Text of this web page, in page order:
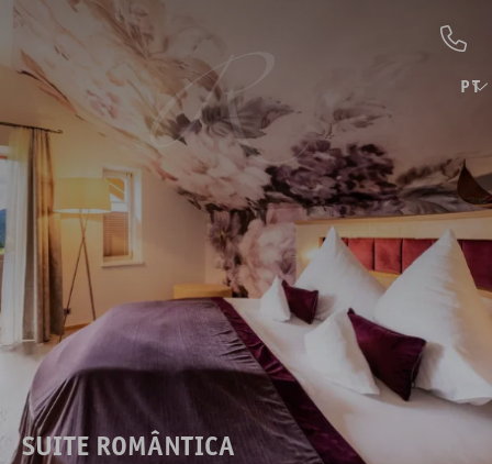
PT
SUITE ROMÂNTICA